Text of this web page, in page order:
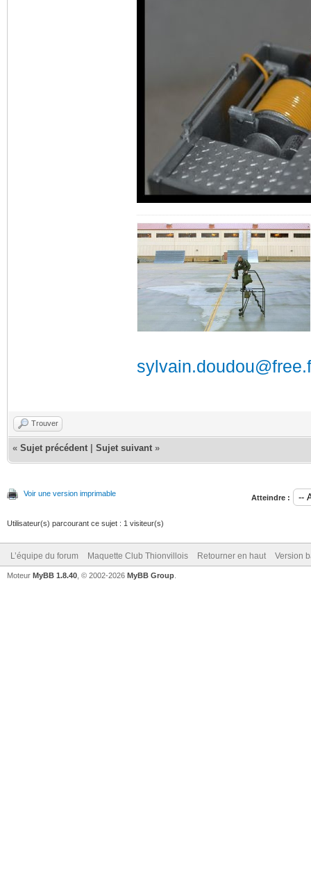
Trouver
« Sujet précédent Sujet suivant »
Voir une version imprimable Atteindre :
Utilisateur(s) parcourant ce sujet : 1 visiteur(s)
L’équipe du forum Maquette Club Thionvillois Retourner en haut Version
Moteur MyBB 1.8.40 , © 2002-2026 MyBB Group